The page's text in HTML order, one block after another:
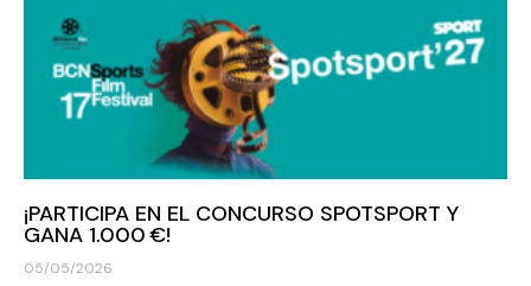
¡PARTICIPA EN EL CONCURSO SPOTSPORT Y
GANA 1.000 €!
05/05/2026